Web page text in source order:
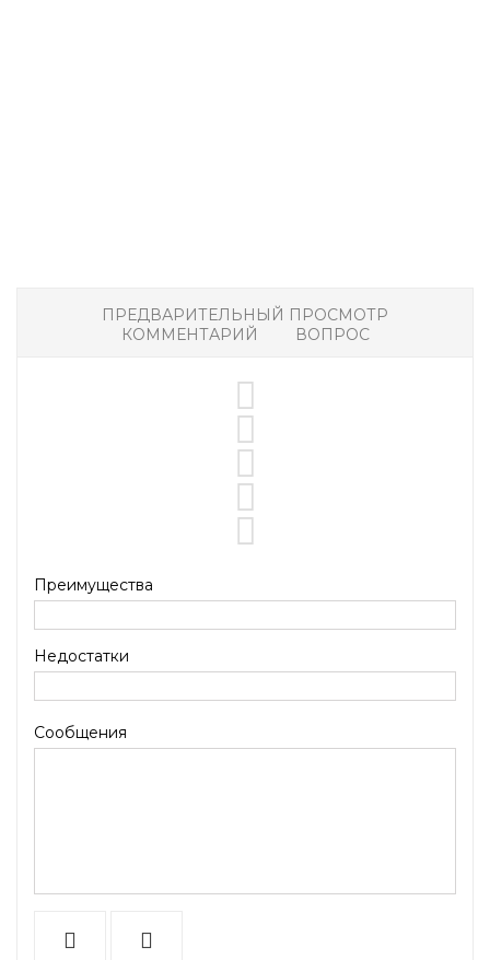
ПРЕДВАРИТЕЛЬНЫЙ ПРОСМОТР
КОММЕНТАРИЙ
ВОПРОС
Преимущества
Недостатки
Сообщения